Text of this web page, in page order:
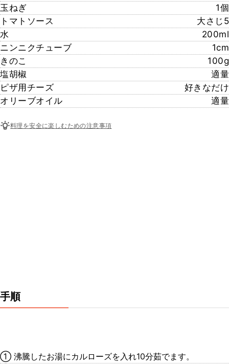
玉ねぎ
1個
トマトソース
大さじ5
水
200ml
ニンニクチューブ
1cm
きのこ
100g
塩胡椒
適量
ピザ用チーズ
好きなだけ
オリーブオイル
適量
料理を安全に楽しむための注意事項
手順
① 沸騰したお湯にカルローズを入れ10分茹でます。